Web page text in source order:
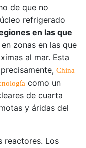
de que no
refrigerado
en las que
zonas en las que
al mar. Esta
China
como un
de cuarta
y áridas del
reactores. Los